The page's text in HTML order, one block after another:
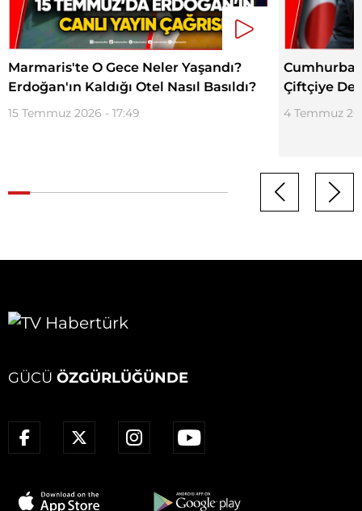
Marmaris'te O Gece Neler Yaşandı?
Erdoğan'ın Kaldığı Otel Nasıl Basıldı?
15 Temmuz 2026 - 17:49
Çiftçiye
4 Temmuz
GÜCÜ ÖZGÜRLÜĞÜNDE